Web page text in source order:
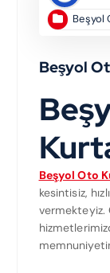
Beşyol
Beşyol
Beşyol Oto
kesintisiz,
vermekteyiz.